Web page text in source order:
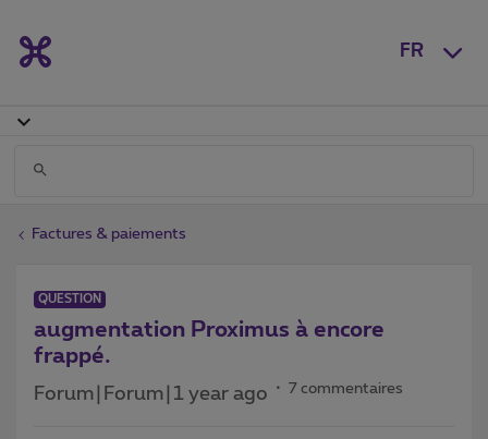
FR
Factures & paiements
QUESTION
augmentation Proximus à encore
frappé.
Forum|Forum|1 year ago 7 commentaires